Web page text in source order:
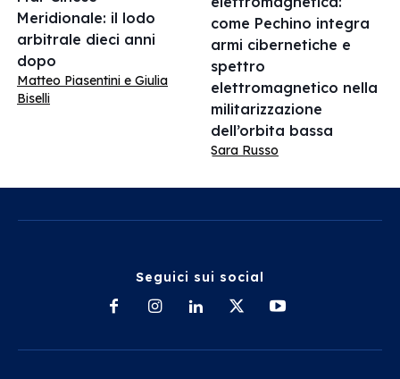
Meridionale: il lodo
arbitrale dieci anni
dopo
Matteo Piasentini e Giulia
Biselli
come Pechino integra
armi cibernetiche e
spettro
elettromagnetico nella
militarizzazione
dell’orbita bassa
Sara Russo
Seguici sui social